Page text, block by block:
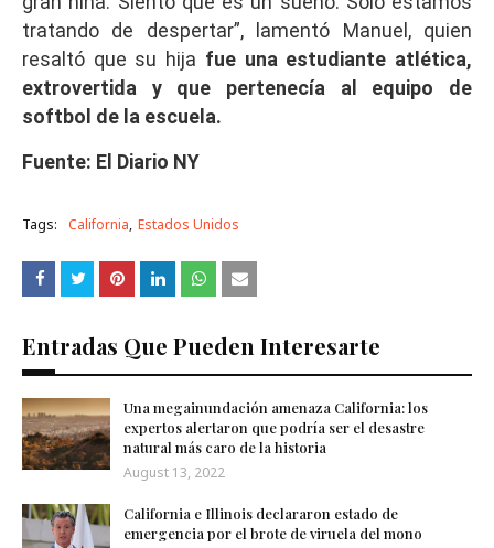
tratando de despertar”, lamentó Manuel, quien
resaltó que su hija fue una estudiante atlética,
extrovertida y que pertenecía al equipo de
softbol de la escuela.
Fuente: El Diario NY
Tags: California Estados Unidos
Entradas Que Pueden Interesarte
Una megainundación amenaza California: los
expertos alertaron que podría ser el desastre
natural más caro de la historia
August 13, 2022
California e Illinois declararon estado de
emergencia por el brote de viruela del mono